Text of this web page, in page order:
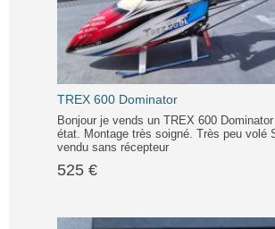
TREX 600 Dominator
Bonjour je vends un TREX 600
état. Montage très soigné. Très peu volé
vendu sans récepteur
525 €